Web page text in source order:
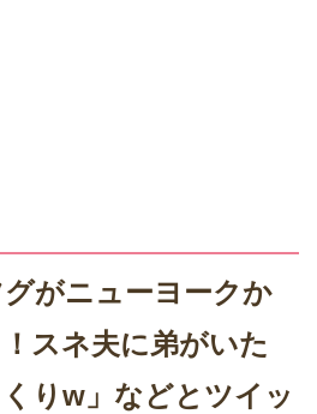
がニューヨークか
スネ夫に弟がいた
りw」などとツイッ